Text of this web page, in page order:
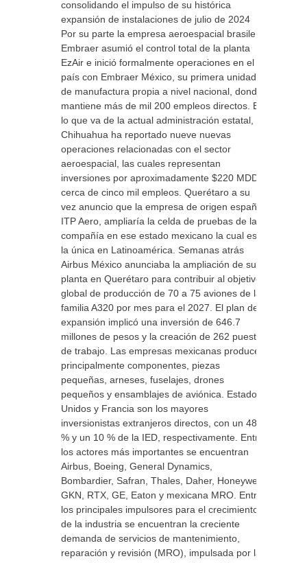
consolidando el impulso de su histórica
expansión de instalaciones de julio de 2024
Por su parte la empresa aeroespacial brasileña
Embraer asumió el control total de la planta
EzAir e inició formalmente operaciones en el
país con Embraer México, su primera unidad
de manufactura propia a nivel nacional, donde
mantiene más de mil 200 empleos directos. En
lo que va de la actual administración estatal,
Chihuahua ha reportado nueve nuevas
operaciones relacionadas con el sector
aeroespacial, las cuales representan
inversiones por aproximadamente $220 MDD y
cerca de cinco mil empleos. Querétaro a su
vez anuncio que la empresa de origen español
ITP Aero, ampliaría la celda de pruebas de la
compañía en ese estado mexicano la cual es
la única en Latinoamérica. Semanas atrás
Airbus México anunciaba la ampliación de su
planta en Querétaro para contribuir al objetivo
global de producción de 70 a 75 aviones de la
familia A320 por mes para el 2027. El plan de
expansión implicó una inversión de 646.7
millones de pesos y la creación de 262 puestos
de trabajo. Las empresas mexicanas producen
principalmente componentes, piezas
pequeñas, arneses, fuselajes, drones
pequeños y ensamblajes de aviónica. Estados
Unidos y Francia son los mayores
inversionistas extranjeros directos, con un 48
% y un 10 % de la IED, respectivamente. Entre
los actores más importantes se encuentran
Airbus, Boeing, General Dynamics,
Bombardier, Safran, Thales, Daher, Honeywell,
GKN, RTX, GE, Eaton y mexicana MRO. Entre
los principales impulsores para el crecimiento
de la industria se encuentran la creciente
demanda de servicios de mantenimiento,
reparación y revisión (MRO), impulsada por la